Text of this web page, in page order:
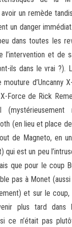
un remède
un danger
dans toutes les
l’intervention et de
ils dans le vrai ?).
d’Uncanny
Force de Rick
(en lieu et place
de Magneto, en
est un peu
que pour le coup
pas à Monet (aussi
et sur le coup,
plus tard
ce n’était pas